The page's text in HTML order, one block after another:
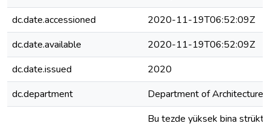
dc.date.accessioned
2020-11-19T06:52:09Z
dc.date.available
2020-11-19T06:52:09Z
dc.date.issued
2020
dc.department
Department of Architecture
Bu tezde yüksek bina